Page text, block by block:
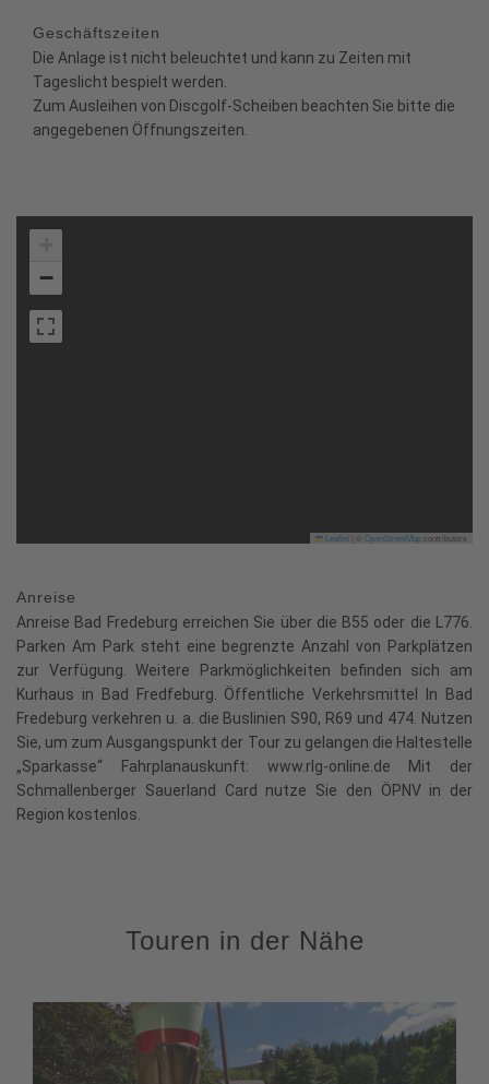
Geschäftszeiten
Die Anlage ist nicht beleuchtet und kann zu Zeiten mit
Tageslicht bespielt werden.
Zum Ausleihen von Discgolf-Scheiben beachten Sie bitte die
angegebenen Öffnungszeiten.
−
Leaflet OpenStreetMapcontributors
Anreise
Anreise Bad Fredeburg erreichen Sie über die B55 oder die L776.
Parken Am Park steht eine begrenzte Anzahl von Parkplätzen
zur Verfügung. Weitere Parkmöglichkeiten befinden sich am
Kurhaus in Bad Fredfeburg. Öffentliche Verkehrsmittel In Bad
Fredeburg verkehren u. a. die Buslinien S90, R69 und 474. Nutzen
Sie, um zum Ausgangspunkt der Tour zu gelangen die Haltestelle
„Sparkasse“ Fahrplanauskunft: www.rlg-online.de Mit der
Schmallenberger Sauerland Card nutze Sie den ÖPNV in der
Region kostenlos.
Touren in der Nähe